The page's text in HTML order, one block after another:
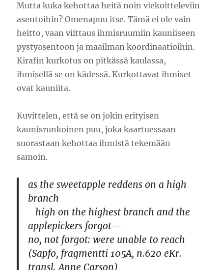
Mutta kuka kehottaa heitä noin viekoitteleviin
asentoihin? Omenapuu itse. Tämä ei ole vain
heitto, vaan viittaus ihmisruumiin kauniiseen
pystyasentoon ja maailman koordinaatioihin.
Kirafin kurkotus on pitkässä kaulassa,
ihmisellä se on kädessä. Kurkottavat ihmiset
ovat kauniita.
Kuvittelen, että se on jokin erityisen
kaunisrunkoinen puu, joka kaartuessaan
suorastaan kehottaa ihmistä tekemään
samoin.
as the sweetapple reddens on a high
branch
high on the highest branch and the
applepickers forgot—
no, not forgot: were unable to reach
(Sapfo, fragmentti 105A, n.620 eKr.
transl. Anne Carson)